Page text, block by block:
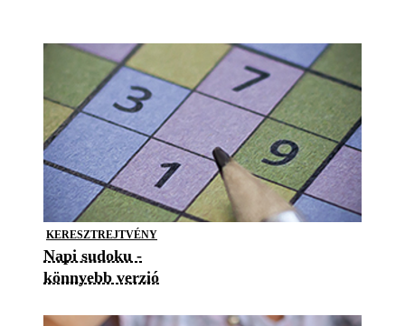
KERESZTREJTVÉNY
Napi sudoku -
könnyebb verzió